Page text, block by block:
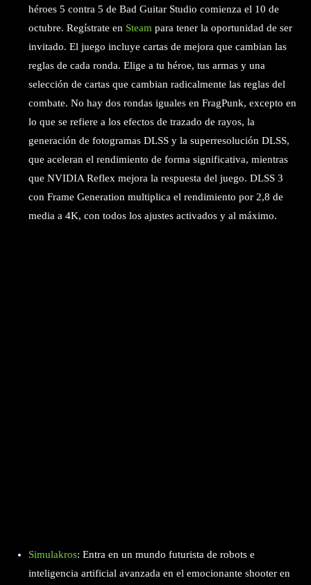
héroes 5 contra 5 de Bad Guitar Studio comienza el 10 de
octubre. Regístrate en Steam para tener la oportunidad de ser
invitado. El juego incluye cartas de mejora que cambian las
reglas de cada ronda. Elige a tu héroe, tus armas y una
selección de cartas que cambian radicalmente las reglas del
combate. No hay dos rondas iguales en FragPunk, excepto en
lo que se refiere a los efectos de trazado de rayos, la
generación de fotogramas DLSS y la superresolución DLSS,
que aceleran el rendimiento de forma significativa, mientras
que NVIDIA Reflex mejora la respuesta del juego. DLSS 3
con Frame Generation multiplica el rendimiento por 2,8 de
media a 4K, con todos los ajustes activados y al máximo.
Simulakros: Entra en un mundo futurista de robots e
inteligencia artificial avanzada en el emocionante shooter en